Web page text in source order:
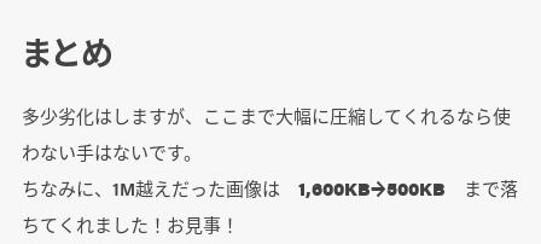
まとめ
多少劣化はしますが、ここまで大幅に圧縮してくれるなら使
わない手はないです。
ちなみに、1M越えだった画像は 1,600KB→500KB まで落
ちてくれました！お見事！